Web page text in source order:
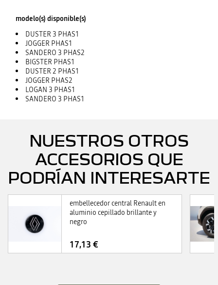
modelo(s) disponible(s)
DUSTER 3 PHAS1
JOGGER PHAS1
SANDERO 3 PHAS2
BIGSTER PHAS1
DUSTER 2 PHAS1
JOGGER PHAS2
LOGAN 3 PHAS1
SANDERO 3 PHAS1
NUESTROS OTROS
ACCESORIOS QUE
PODRÍAN INTERESARTE
embellecedor central Renault en
aluminio cepillado brillante y
negro
17,13 €